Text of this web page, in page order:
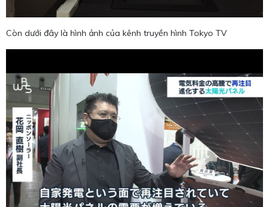
Còn dưới đây là hình ảnh của kênh truyền hình Tokyo TV